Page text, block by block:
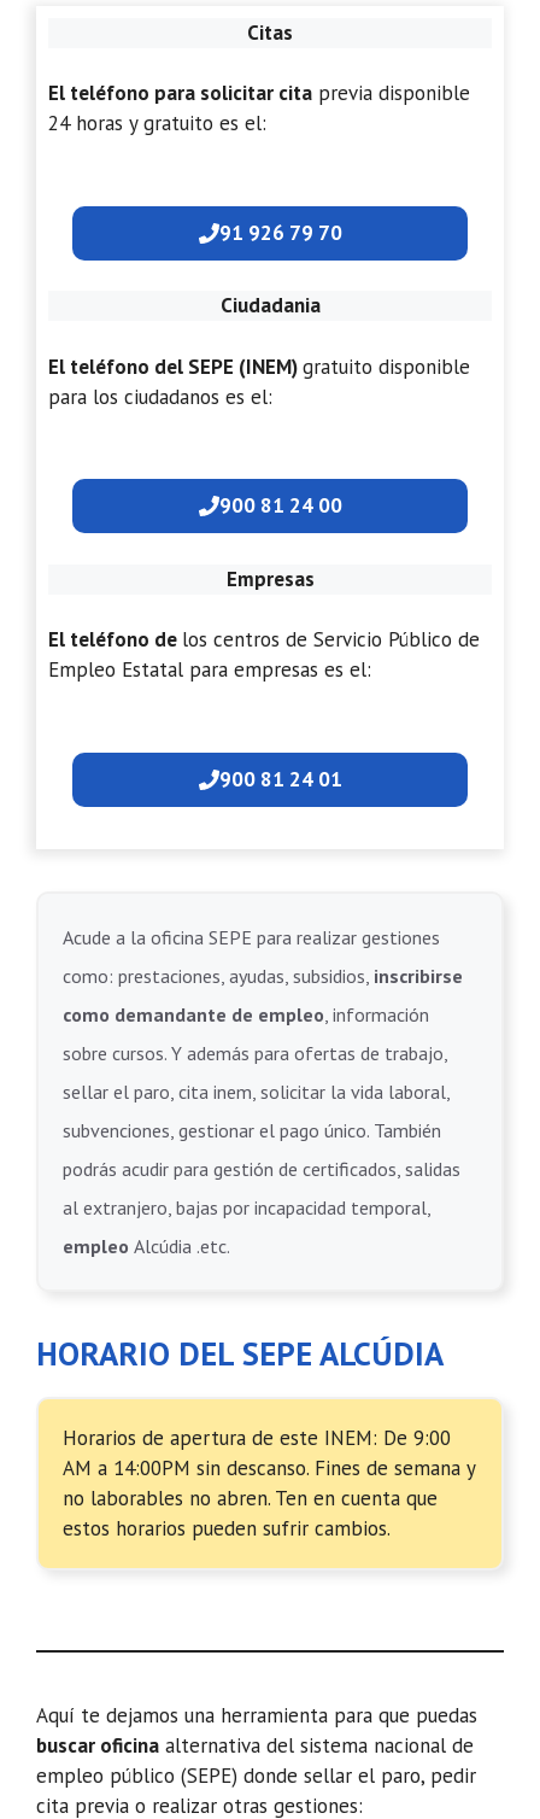
Citas
El teléfono para solicitar cita previa disponible
24 horas y gratuito es el:
91 926 79 70
Ciudadania
El teléfono del SEPE (INEM)gratuito disponible
para los ciudadanos es el:
900 81 24 00
Empresas
El teléfono de los centros de Servicio Público de
Empleo Estatal para empresas es el:
900 81 24 01
Acude a la oficina SEPE para realizar gestiones
como: prestaciones, ayudas, subsidios, inscribirse
como demandante de empleo, información
sobre cursos. Y además para ofertas de trabajo,
sellar el paro, cita inem, solicitar la vida laboral,
subvenciones, gestionar el pago único. También
podrás acudir para gestión de certificados, salidas
al extranjero, bajas por incapacidad temporal,
empleo Alcúdia .etc.
HORARIO DEL SEPE ALCÚDIA
Horarios de apertura de este INEM: De 9:00
AM a 14:00PM sin descanso. Fines de semana y
no laborables no abren. Ten en cuenta que
estos horarios pueden sufrir cambios.
Aquí te dejamos una herramienta para que puedas
buscar oficina alternativa del sistema nacional de
empleo público (SEPE) donde sellar el paro, pedir
cita previa o realizar otras gestiones: